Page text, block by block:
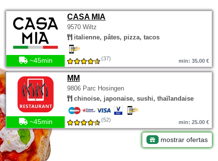
CASA MIA
9570 Wiltz
italienne, pâtes, pizza, tacos
~45min (37) min: 35.00 €
MM
9806 Parc Hosingen
chinoise, japonaise, sushi, thaïlandaise
~45min (52) min: 25.00 €
mostrar ofertas